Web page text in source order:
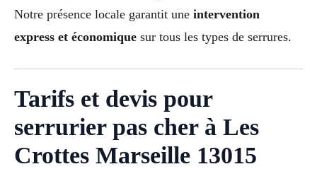
Notre présence locale garantit une intervention
express et économique sur tous les types de serrures.
Tarifs et devis pour
serrurier pas cher à Les
Crottes Marseille 13015